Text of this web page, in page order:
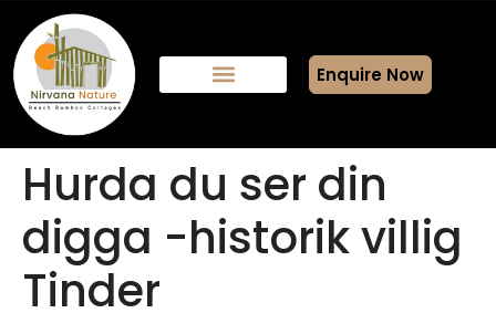
Enquire Now
Hurda du ser din
digga -historik villig
Tinder